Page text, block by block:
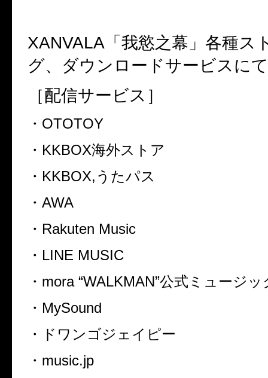
XANVALA 「我慾之幕」各種ス
グ、ダウンロードサービスに
［配信サービス］
・ OTOTOY
・ KKBOX海外ストア
・ KKBOX, うたパス
・ AWA
・ Rakuten Music
・ LINE MUSIC
・ mora “WALKMAN”公式ミュージッ
・ MySound
・ドワンゴジェイピー
・ music.jp